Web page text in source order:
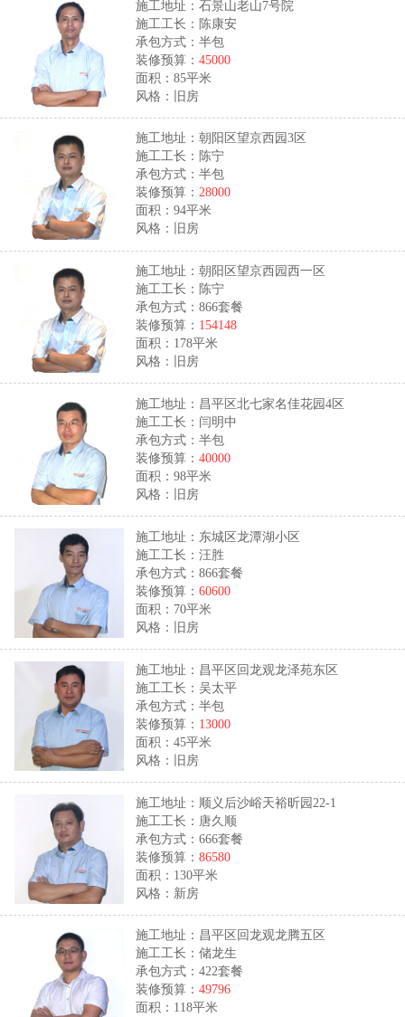
施工地址：石景山老山7号院
施工工长：陈康安
承包方式：半包
装修预算：45000
面积：85平米
风格：旧房
施工地址：朝阳区望京西园3区
施工工长：陈宁
承包方式：半包
装修预算：28000
面积：94平米
风格：旧房
施工地址：朝阳区望京西园西一区
施工工长：陈宁
承包方式：866套餐
装修预算： 154148
面积：178平米
风格：旧房
施工地址：昌平区北七家名佳花园4区
施工工长：闫明中
承包方式：半包
装修预算：40000
面积：98平米
风格：旧房
施工地址：东城区龙潭湖小区
施工工长：汪胜
承包方式：866套餐
装修预算：60600
面积：70平米
风格：旧房
施工地址：昌平区回龙观龙泽苑东区
施工工长：吴太平
承包方式：半包
装修预算： 13000
面积：45平米
风格：旧房
施工地址：顺义后沙峪天裕昕园22-1
施工工长：唐久顺
承包方式：666套餐
装修预算：86580
面积：130平米
风格：新房
施工地址：昌平区回龙观龙腾五区
施工工长：储龙生
承包方式：422套餐
装修预算：49796
面积：118平米